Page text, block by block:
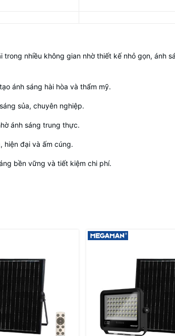
nhiều không gian nhờ thiết kế nhỏ gọn, ánh
ánh sáng hài hòa và thẩm mỹ.
sủa, chuyên nghiệp.
ánh sáng trung thực.
hiện đại và ấm cúng.
bền vững và tiết kiệm chi phí.